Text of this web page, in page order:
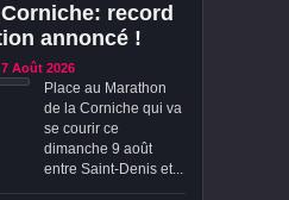
record
annoncé !
Août 2026
Place au Marathon
de la Corniche qui va
se courir ce
dimanche 9 août
entre Saint-Denis et...